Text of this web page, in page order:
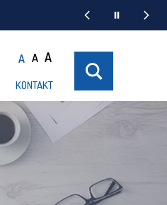
A A A
KONTAKT